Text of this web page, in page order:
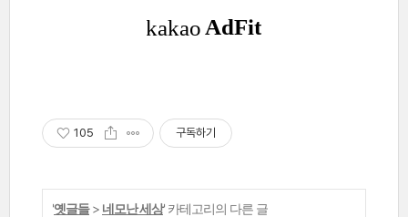
105 구독하기
'옛글들> 네모난 세상' 카테고리의 다른 글